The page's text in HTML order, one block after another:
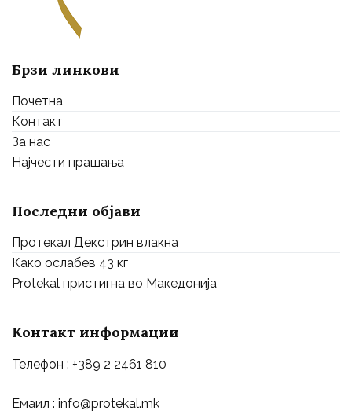
Брзи линкови
Почетна
Контакт
За нас
Најчести прашања
Последни објави
Протекал Декстрин влакна
Како ослабев 43 кг
Protekal пристигна во Македонија
Контакт информации
Телефон : +389 2 2461 810
Емаил : info@protekal.mk